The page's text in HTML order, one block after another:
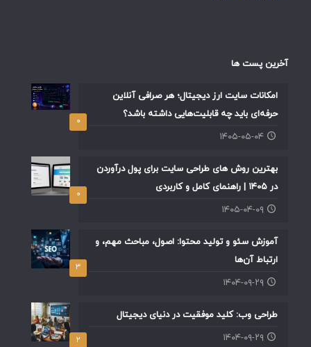
آخرین پست ها
۰
امکانات سایت ارز دیجیتال؛ هر صرافی آنلاین
حرفه‌ای باید چه قابلیت‌هایی داشته باشد؟
۱۴۰۵-۰۵-۰۴
۰
بهترین روش های طراحی سایت برای پول درآوردن
در ۱۴۰۵ | راهنمای کامل و کاربردی
۱۴۰۵-۰۴-۰۹
۳
آموزش سئو و تولید محتوا: اصول، مباحث مهم، و
ارتباط آن‌ها
۱۴۰۴-۰۹-۲۹
۲
طراحی وب: کلید موفقیت در دنیای دیجیتال
۱۴۰۴-۰۹-۲۹